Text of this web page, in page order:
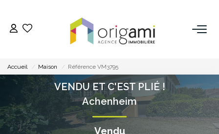
ACHETER
LOUER
Accueil Maison Référence VM3795
VENDU ET C'EST PLIÉ !
Achenheim
Vendu